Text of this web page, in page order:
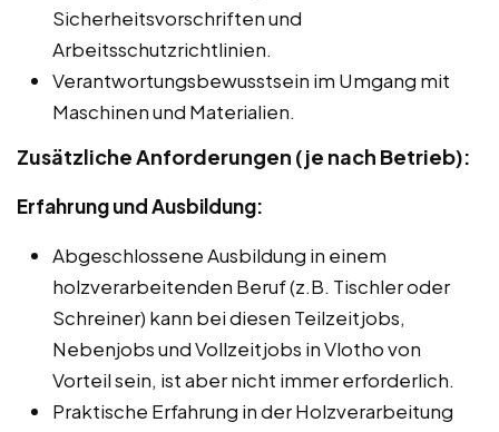
Sicherheitsvorschriften und
Arbeitsschutzrichtlinien.
Verantwortungsbewusstsein im Umgang mit
Maschinen und Materialien.
Zusätzliche Anforderungen (je nach Betrieb):
Erfahrung und Ausbildung:
Abgeschlossene Ausbildung in einem
holzverarbeitenden Beruf (z.B. Tischler oder
Schreiner) kann bei diesen Teilzeitjobs,
Nebenjobs und Vollzeitjobs in Vlotho von
Vorteil sein, ist aber nicht immer erforderlich.
Praktische Erfahrung in der Holzverarbeitung